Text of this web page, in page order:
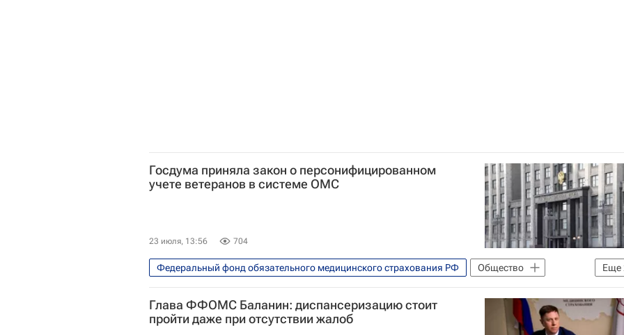
Госдума приняла закон о персонифицированном
учете ветеранов в системе ОМС
23 июля, 13:56 704
Еще
Федеральный фонд обязательного медицинского страхования РФ
Общество
Россия
Госдума РФ
Глава ФФОМС Баланин: диспансеризацию стоит
пройти даже при отсутствии жалоб